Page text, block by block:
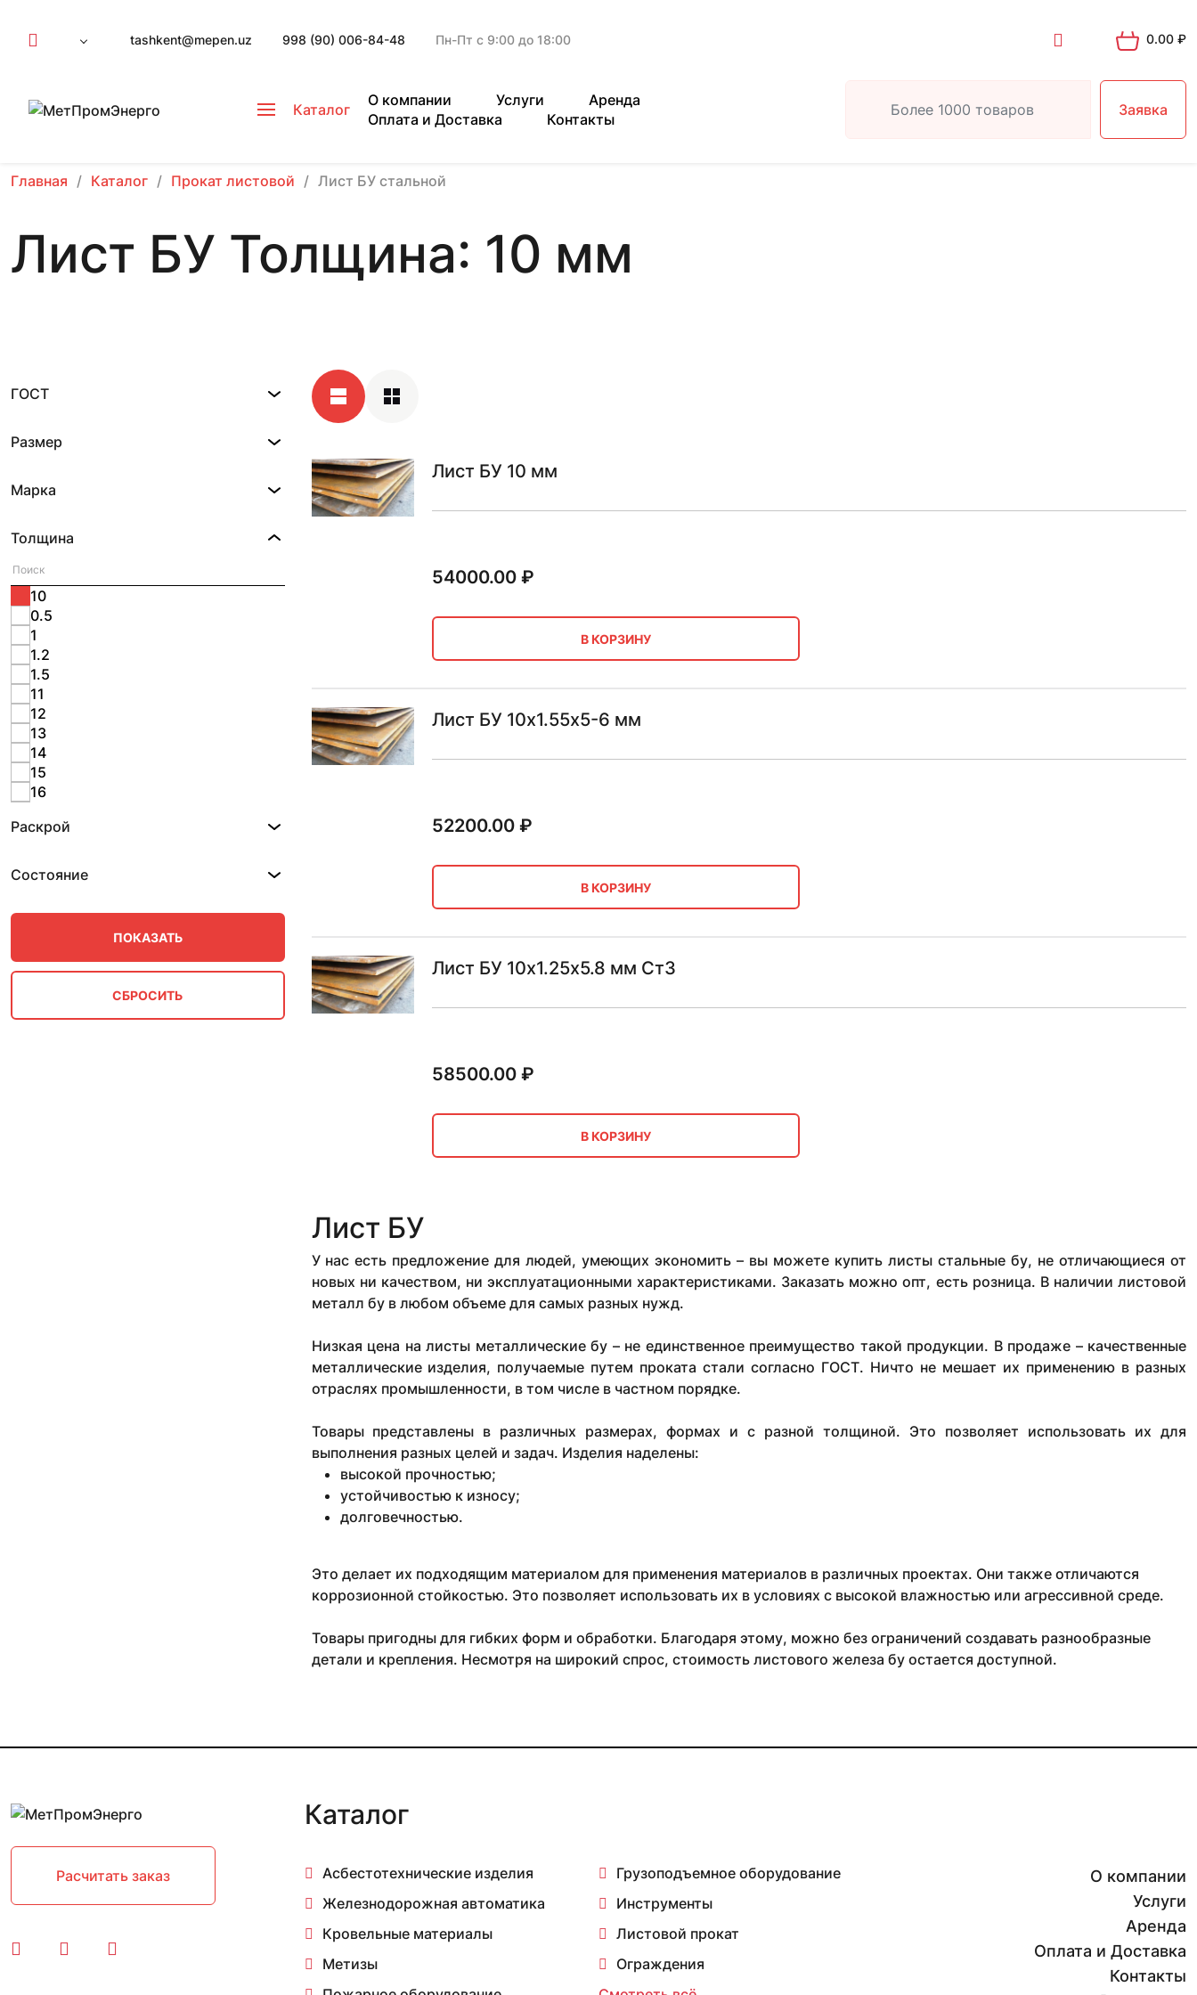
tashkent@mepen.uz 998 (90) 006-84-48 Пн-Пт с 9:00 до 18:00 0.00 ₽
Каталог
О компании Услуги
Аренда
Оплата и Доставка
Контакты
Заявка
Главная Каталог Прокат листовой Лист БУ стальной
Лист БУ Толщина: 10 мм
ГОСТ
Размер
Марка
Толщина
0.5
1
1.2
1.5
10
11
12
13
14
15
16
18
2
20
25
Раскрой
Состояние
Лист БУ 10 мм
54000.00₽
В КОРЗИНУ
Лист БУ 10х1.55х5-6 мм
52200.00₽
В КОРЗИНУ
Лист БУ 10х1.25х5.8 мм Ст3
58500.00₽
В КОРЗИНУ
Лист БУ
У нас есть предложение для людей, умеющих экономить – вы можете купить листы стальные бу, не отличающиеся от
новых ни качеством, ни эксплуатационными характеристиками. Заказать можно опт, есть розница. В наличии листовой
металл бу в любом объеме для самых разных нужд.
Низкая цена на листы металлические бу – не единственное преимущество такой продукции. В продаже – качественные
металлические изделия, получаемые путем проката стали согласно ГОСТ. Ничто не мешает их применению в разных
отраслях промышленности, в том числе в частном порядке.
Товары представлены в различных размерах, формах и с разной толщиной. Это позволяет использовать их для
выполнения разных целей и задач. Изделия наделены:
высокой прочностью;
устойчивостью к износу;
долговечностью.
Это делает их подходящим материалом для применения материалов в различных проектах. Они также отличаются
коррозионной стойкостью. Это позволяет использовать их в условиях с высокой влажностью или агрессивной среде.
Товары пригодны для гибких форм и обработки. Благодаря этому, можно без ограничений создавать разнообразные
детали и крепления. Несмотря на широкий спрос, стоимость листового железа бу остается доступной.
Расчитать заказ
Каталог
Асбестотехнические изделия
Грузоподъемное оборудование
Железнодорожная автоматика
Инструменты
Кровельные материалы
Листовой прокат
Метизы
Ограждения
О компании
Услуги
Аренда
Оплата и Доставка
Контакты